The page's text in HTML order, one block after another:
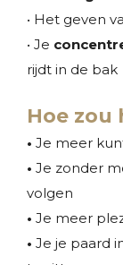
• Het geven
• Je
rijdt in de bak
Hoe zou
• Je meer
• Je zonder
volgen
• Je meer
• Je je paard